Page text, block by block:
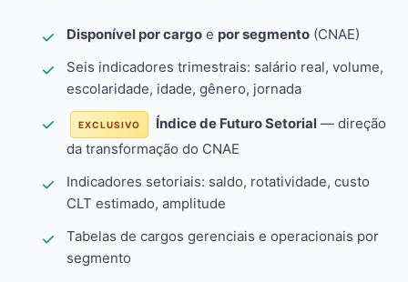
Disponível por cargo e por segmento (CNAE)
Seis indicadores trimestrais: salário real, volume,
escolaridade, idade, gênero, jornada
EXCLUSIVO Índice de Futuro Setorial — direção
da transformação do CNAE
Indicadores setoriais: saldo, rotatividade, custo
CLT estimado, amplitude
Tabelas de cargos gerenciais e operacionais por
segmento